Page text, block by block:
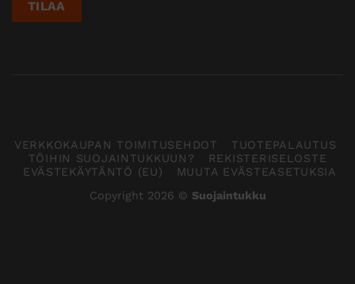
VERKKOKAUPAN TOIMITUSEHDOT
TUOTEPALAUTUS
TÖIHIN SUOJAINTUKKUUN?
REKISTERISELOSTE
EVÄSTEKÄYTÄNTÖ (EU)
MUUTA EVÄSTEASETUKSIA
Copyright 2026 © Suojaintukku